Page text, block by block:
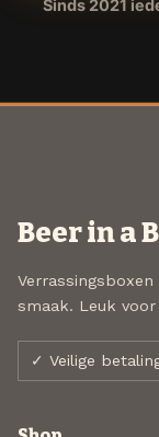
Sinds 2021
Beer in a
smaak. Leuk voor
✓ Veilige